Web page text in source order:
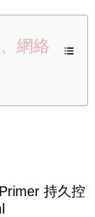
網絡
持久控